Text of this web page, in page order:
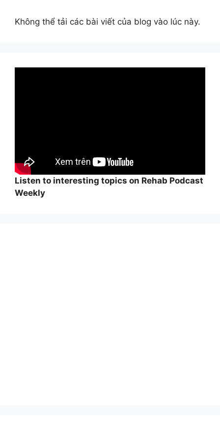
Không thể tải các bài viết của blog vào lúc này.
Listen to interesting topics on Rehab Podcast
Weekly